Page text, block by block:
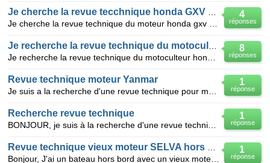
4
réponses
8
réponses
1
réponse
Revue technique moteur Yanmar
1
réponse
Recherche revue technique
1
réponse